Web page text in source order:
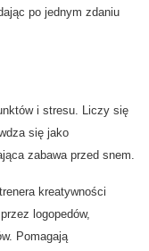
po jednym zdaniu
i stresu. Liczy się
się jako
zabawa przed snem.
kreatywności
logopedów,
Pomagają